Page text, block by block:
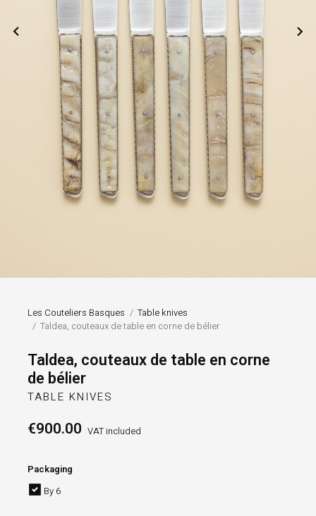
 
Les Couteliers Basques
Table knives
Taldea, couteaux de table en corne de bélier
Taldea, couteaux de table en corne
de bélier
TABLE KNIVES
€900.00 VAT included
Packaging
By 6